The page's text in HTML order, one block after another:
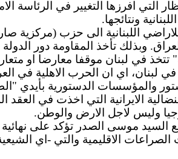
التي افرزها التغيير في الرئاسة
ونتائجها.
اللبنانية الى حزب (مركزية
وبذلك تأخذ المقاومة دور
في لبنان موقفا معارضا او
في لبنان، اي ان الحرب الاهلية في
والمؤسسات الدستورية بأيدي
الايرانية التي اخذت في العقد
وليس لاجل الارض والوطن.
موسى الصدر تؤكد على نهائية
الاقليمية والتي -اي